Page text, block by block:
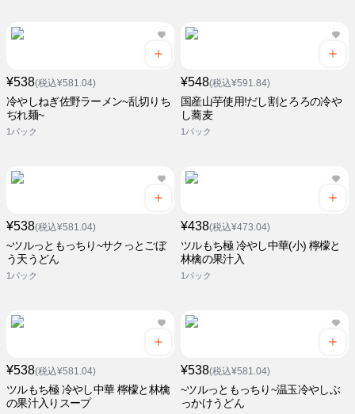
¥538(税込¥581.04)
冷やしねぎ佐野ラーメン~乱切りち
ぢれ麺~
1パック
¥548(税込¥591.84)
国産山芋使用!だし割とろろの冷や
し蕎麦
1パック
¥538(税込¥581.04)
~ツルっともっちり~サクっとごぼ
う天うどん
1パック
¥438(税込¥473.04)
ツルもち極 冷やし中華(小) 檸檬と
林檎の果汁入
1パック
¥538(税込¥581.04)
ツルもち極 冷やし中華 檸檬と林檎
の果汁入りスープ
¥538(税込¥581.04)
~ツルっともっちり~温玉冷やしぶ
っかけうどん